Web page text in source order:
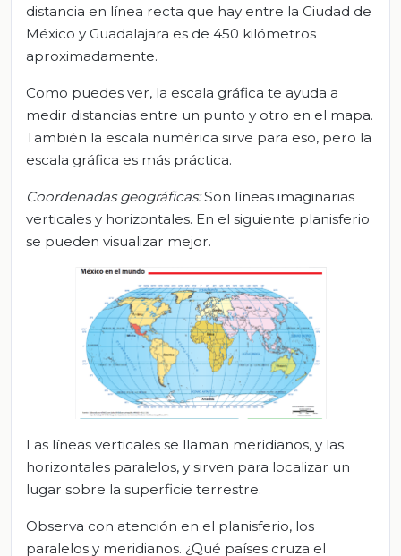
distancia en línea recta que hay entre la Ciudad de
México y Guadalajara es de 450 kilómetros
aproximadamente.
Como puedes ver, la escala gráfica te ayuda a
medir distancias entre un punto y otro en el mapa.
También la escala numérica sirve para eso, pero la
escala gráfica es más práctica.
Coordenadas geográficas:Son líneas imaginarias
verticales y horizontales. En el siguiente planisferio
se pueden visualizar mejor.
Las líneas verticales se llaman meridianos, y las
horizontales paralelos, y sirven para localizar un
lugar sobre la superficie terrestre.
Observa con atención en el planisferio, los
paralelos y meridianos. ¿Qué países cruza el